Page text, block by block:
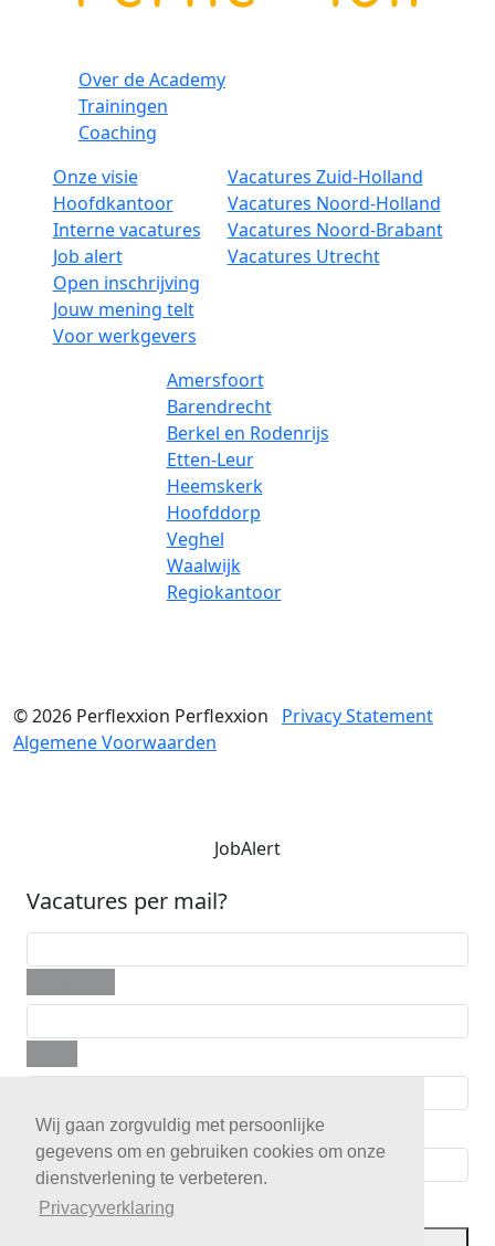
Wij gaan zorgvuldig met persoonlijke
gegevens om en gebruiken cookies om onze
dienstverlening te verbeteren.
Privacyverklaring
Over de Academy
Trainingen
Coaching
Onze visie
Hoofdkantoor
Interne vacatures
Job alert
Open inschrijving
Jouw mening telt
Voor werkgevers
Vacatures Zuid-Holland
Vacatures Noord-Holland
Vacatures Noord-Brabant
Vacatures Utrecht
Amersfoort
Barendrecht
Berkel en Rodenrijs
Etten-Leur
Heemskerk
Hoofddorp
Veghel
Waalwijk
Regiokantoor
© 2026 Perflexxion Perflexxion
Privacy Statement
Algemene Voorwaarden
JobAlert
Vacatures per mail?
Telefoon
Postcode